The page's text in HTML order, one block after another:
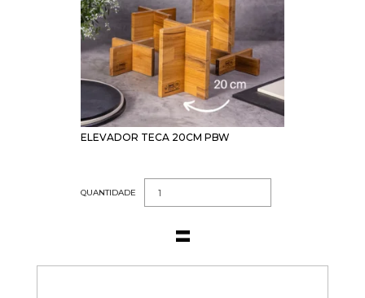
ELEVADOR TECA 20CM PBW
QUANTIDADE